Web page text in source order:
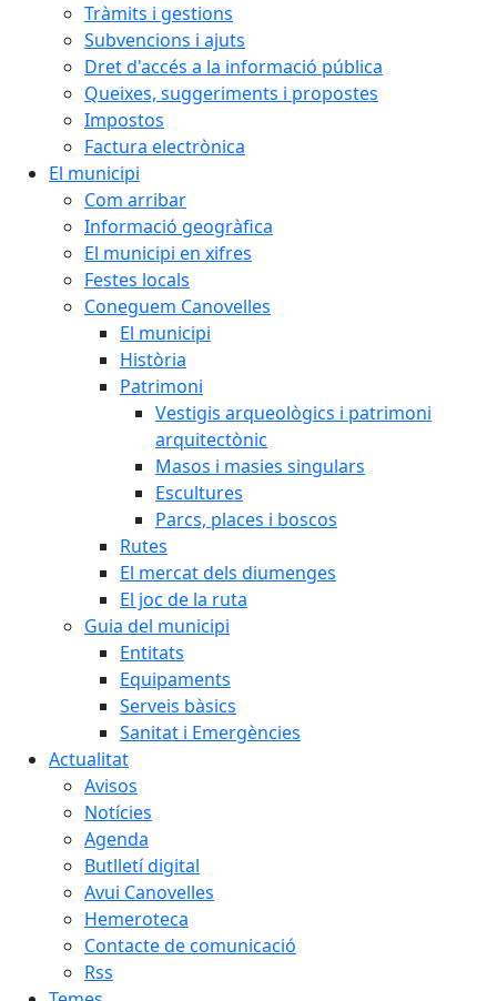
Tràmits i gestions
Subvencions i ajuts
Dret d'accés a la informació pública
Queixes, suggeriments i propostes
Impostos
Factura electrònica
El municipi
Com arribar
Informació geogràfica
El municipi en xifres
Festes locals
Coneguem Canovelles
El municipi
Història
Patrimoni
Vestigis arqueològics i patrimoni
arquitectònic
Masos i masies singulars
Escultures
Parcs, places i boscos
Rutes
El mercat dels diumenges
El joc de la ruta
Guia del municipi
Entitats
Equipaments
Serveis bàsics
Sanitat i Emergències
Actualitat
Avisos
Notícies
Agenda
Butlletí digital
Avui Canovelles
Hemeroteca
Contacte de comunicació
Rss